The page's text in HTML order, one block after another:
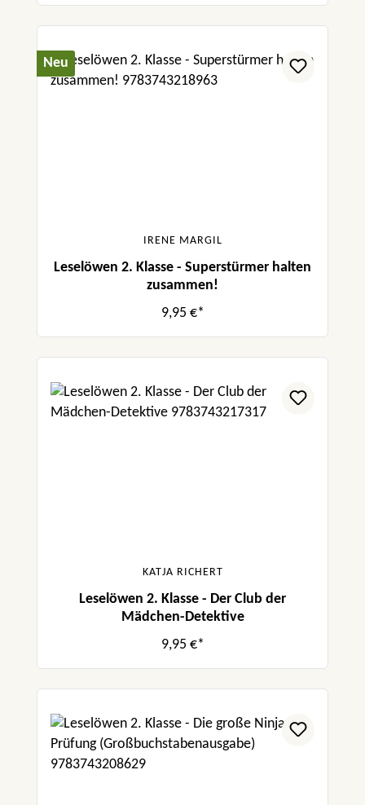
Neu
IRENE MARGIL
Leselöwen 2. Klasse - Superstürmer halten
zusammen!
9,95 €*
KATJA RICHERT
Leselöwen 2. Klasse - Der Club der
Mädchen-Detektive
9,95 €*